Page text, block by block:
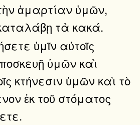
ἁμαρτίαν ὑμῶν,
τὰ κακά.
ὑμῖν αὐτοῖς
ὑμῶν καὶ
κτήνεσιν ὑμῶν καὶ τὸ
ἐκ τοῦ στόματος